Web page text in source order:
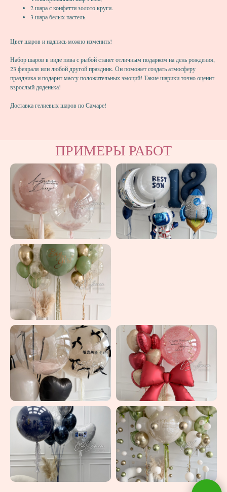
2 шара с конфетти золото круги.
3 шара белых пастель.
Цвет шаров и надпись можно изменить!
Набор шаров в виде пива с рыбой станет отличным подарком на день рождения,
23 февраля или любой другой праздник. Он поможет создать атмосферу
праздника и подарит массу положительных эмоций! Такие шарики точно оценит
взрослый дяденька!
Доставка гелиевых шаров по Самаре!
ПРИМЕРЫ РАБОТ